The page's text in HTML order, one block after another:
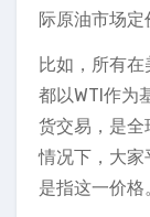
际原油市场定
比如，所有
都以WTI作为
货交易，是
情况下，大
是指这一价格